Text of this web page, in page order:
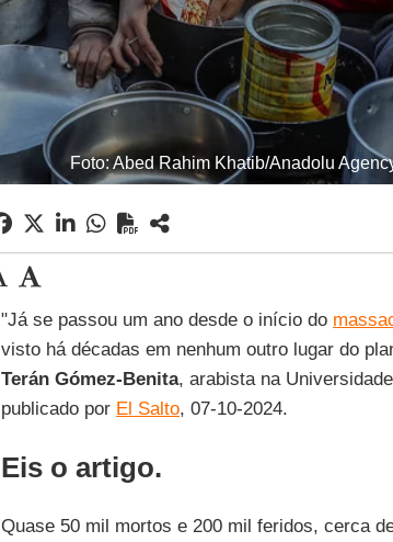
Foto: Abed Rahim Khatib/Anadolu
"Já se passou um ano desde o início do
visto há décadas em nenhum outro lugar do
Terán Gómez-Benita, arabista na
publicado por El Salto, 07-10-2024.
Eis o artigo.
Quase 50 mil mortos e 200 mil feridos, cerca